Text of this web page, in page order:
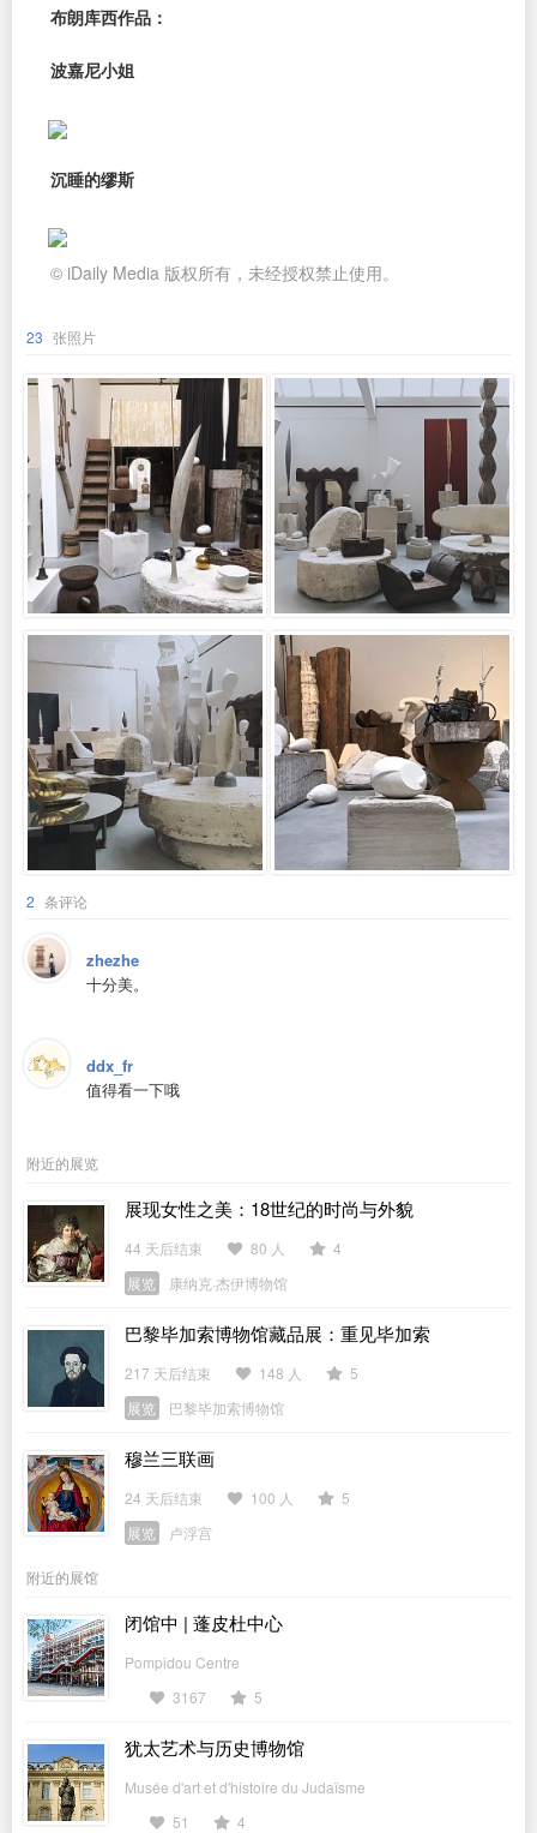
布朗库西作品：
波嘉尼小姐
沉睡的缪斯
© iDaily Media 版权所有，未经授权禁止使用。
23 张照片
2 条评论
zhezhe
十分美。
ddx_fr
值得看一下哦
附近的展览
展现女性之美：18世纪的时尚与外貌
44 天后结束 80 人
4
展览
康纳克·杰伊博物馆
巴黎毕加索博物馆藏品展：重见毕加索
217 天后结束 148 人
5
展览
巴黎毕加索博物馆
穆兰三联画
24 天后结束 100 人
5
展览
卢浮宫
附近的展馆
闭馆中 | 蓬皮杜中心
Pompidou Centre
3167
5
犹太艺术与历史博物馆
Musée d'art et d'histoire du Judaïsme
51
4